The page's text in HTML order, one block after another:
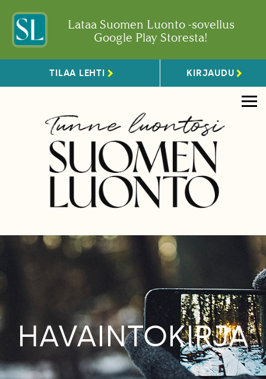
Lataa Suomen Luonto -sovellus
Google Play Storesta!
TILAA LEHTI KIRJAUDU
HAVAINTOKIRJA